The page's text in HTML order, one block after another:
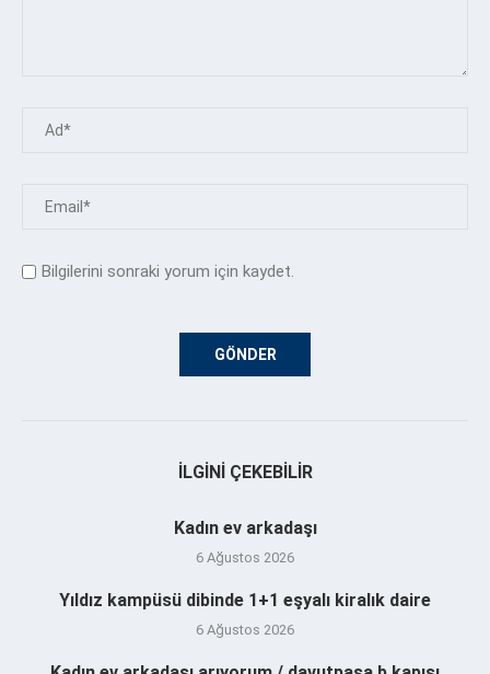
Bilgilerini sonraki yorum için kaydet.
İLGINI ÇEKEBILIR
Kadın ev arkadaşı
6 Ağustos 2026
Yıldız kampüsü dibinde 1+1 eşyalı kiralık daire
6 Ağustos 2026